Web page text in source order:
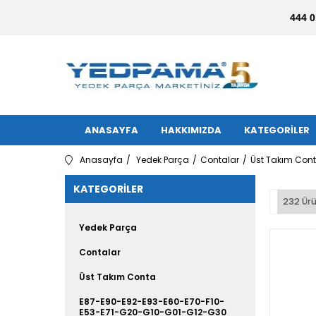
444
ANASAYFA HAKKIMIZDA KATEGORİLER
Anasayfa Yedek Parça Contalar Üst Takım
KATEGORILER
Yedek Parça
Contalar
Üst Takım Conta
E87-E90-E92-E93-E60-E70-F10-
E53-E71-G20-G10-G01-G12-G30
232